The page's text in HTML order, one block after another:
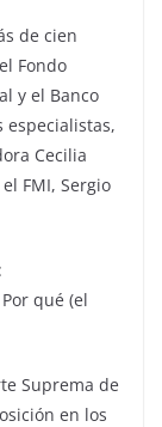
de cien
Fondo
y el Banco
especialistas,
Cecilia
FMI, Sergio
qué (el
Suprema de
en los